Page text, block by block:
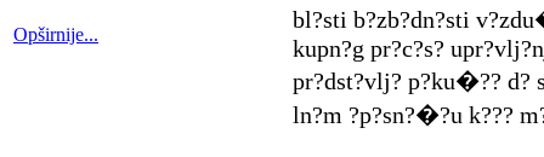
Opširnije...
bl?sti b?zb?dn?sti
kupn?g pr?c?s?
pr?dst?vlj? p?ku�?? d?
ln?m ?p?sn?�?u k???